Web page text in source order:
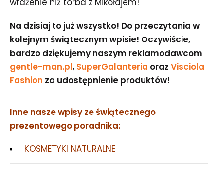
wrażenie niż torba z Mikołajem!
Na dzisiaj to już wszystko! Do przeczytania w
kolejnym świątecznym wpisie! Oczywiście,
bardzo dziękujemy naszym reklamodawcom
gentle-man.pl, SuperGalanteria oraz Visciola
Fashion za udostępnienie produktów!
Inne nasze wpisy ze świątecznego
prezentowego poradnika:
KOSMETYKI NATURALNE